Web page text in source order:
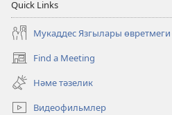
Quick Links
Мукаддес Язгылары
Find a Meeting
(opens
new
window)
Нәме тәзелик
Видеофильмлер